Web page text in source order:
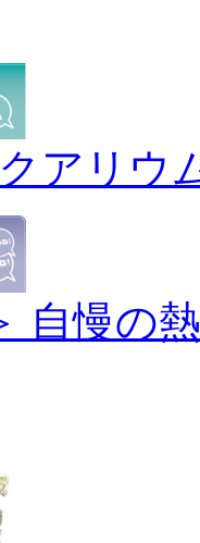
アリウ
自慢の